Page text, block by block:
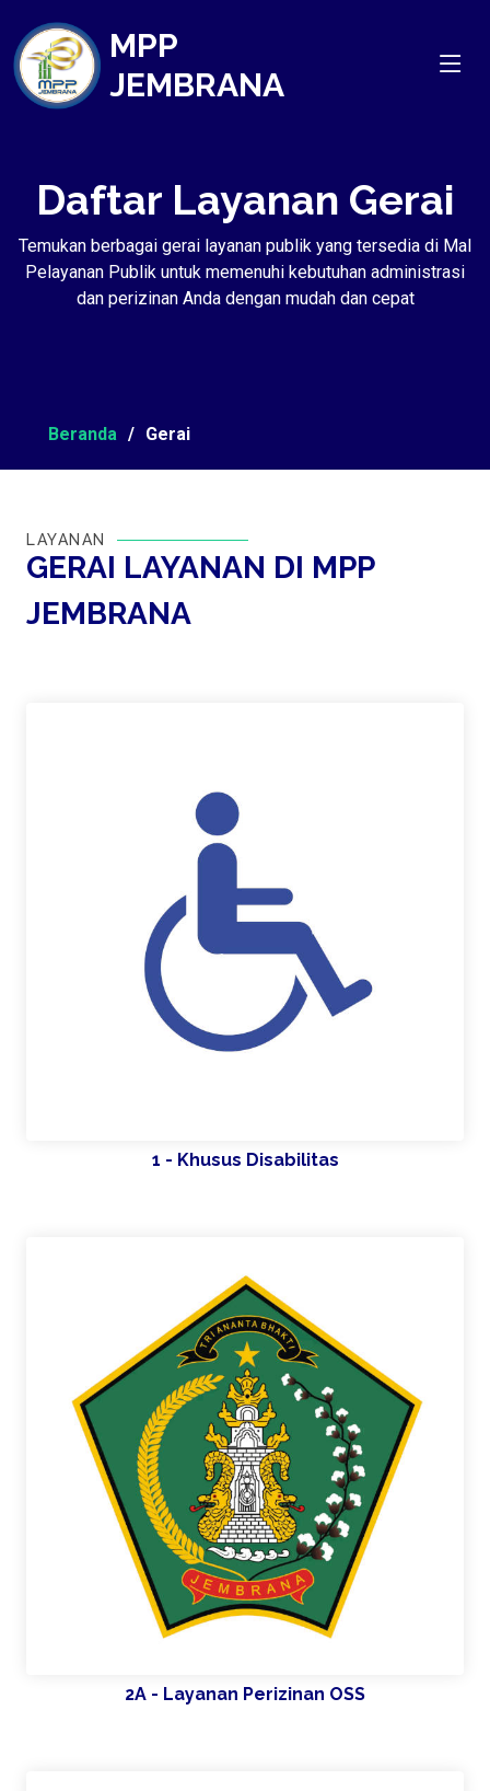
MPP
JEMBRANA
Daftar Layanan Gerai
Temukan berbagai gerai layanan publik yang tersedia di Mal
Pelayanan Publik untuk memenuhi kebutuhan administrasi
dan perizinan Anda dengan mudah dan cepat
Beranda Gerai
LAYANAN
GERAI LAYANAN DI MPP
JEMBRANA
1 - Khusus Disabilitas
2A - Layanan Perizinan OSS